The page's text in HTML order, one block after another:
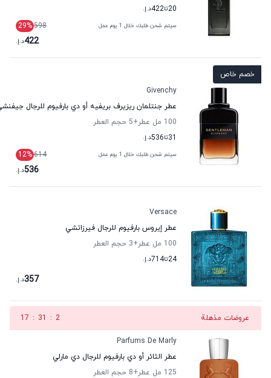
20تا422د.إ.
سيتم شحن طلبك خلال 1 يوم عمل 598
29%
422د.إ.
خصم خاص
Givenchy
عطر جنتلمان ريزيرف بريفيه أو دي بارفيوم للرجال
100 مل عطر
+5
حجم العطر
31تا536د.إ.
سيتم شحن طلبك خلال 1 يوم عمل 614
12%
536د.إ.
Versace
عطر إيروس بارفيوم للرجال فيرزاتشي
100 مل عطر
+3
حجم العطر
24تا714د.إ.
357د.إ.
عروضات مذهلة 1
:
31
:
17
Parfums De Marly
عطر الثائر أو دي بارفيوم للرجال دي مارلي
125 مل عطر
+8
حجم العطر